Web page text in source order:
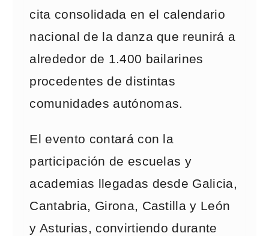
cita consolidada en el calendario
nacional de la danza que reunirá a
alrededor de 1.400 bailarines
procedentes de distintas
comunidades autónomas.
El evento contará con la
participación de escuelas y
academias llegadas desde Galicia,
Cantabria, Girona, Castilla y León
y Asturias, convirtiendo durante